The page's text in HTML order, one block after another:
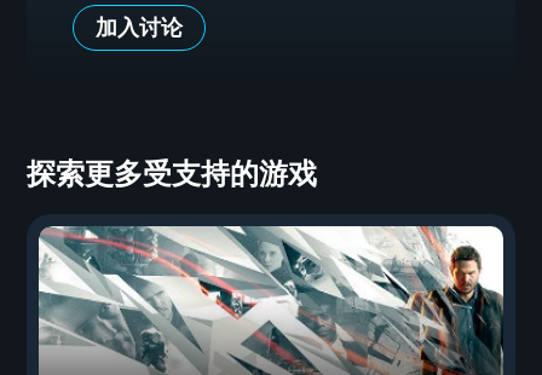
加入讨论
探索更多受支持的游戏